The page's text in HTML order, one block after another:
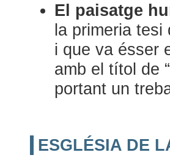
El paisatge
la primeria tesi
i que va ésser
amb el títol de
portant un
ESGLÉSIA DE